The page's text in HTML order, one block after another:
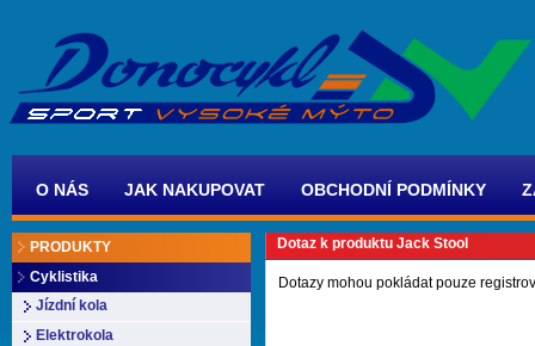
O NÁS JAK NAKUPOVAT OBCHODNÍ PODMÍNKY
PRODUKTY
Cyklistika
Jízdní kola
Elektrokola
Dotaz k produktu Jack Stool
Dotazy mohou pokládat pouze